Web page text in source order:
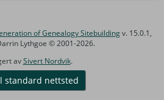
of Genealogy Sitebuildingv. 15.0.1,
Lythgoe © 2001-2026.
avSivert Nordvik.
standard nettsted